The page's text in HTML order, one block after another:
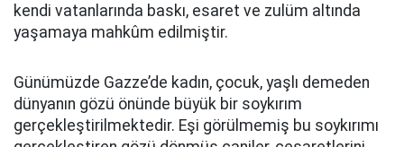
kendi vatanlarında baskı, esaret ve zulüm altında
yaşamaya mahkûm edilmiştir.
Günümüzde Gazze’de kadın, çocuk, yaşlı demeden
dünyanın gözü önünde büyük bir soykırım
gerçekleştirilmektedir. Eşi görülmemiş bu soykırımı